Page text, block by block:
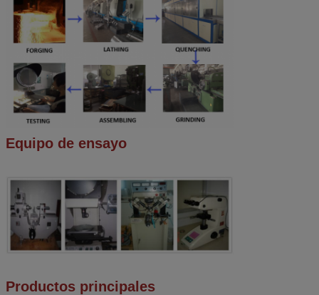
Equipo de ensayo
Productos principales